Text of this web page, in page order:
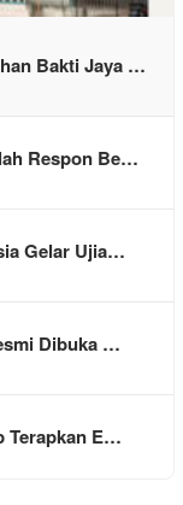
Bakti Jaya …
Respon Be…
Gelar Ujia…
Dibuka …
Terapkan E…